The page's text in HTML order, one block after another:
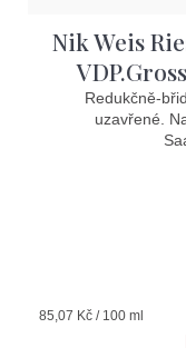
Nik Weis
Redukčně-
uzavřené.
Měrná
85,07 Kč / 100 ml